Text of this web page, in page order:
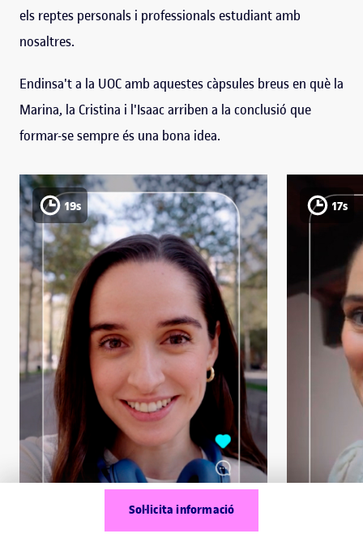
Sol·licita informació
els reptes personals i professionals estudiant amb
nosaltres.
Endinsa't a la UOC amb aquestes càpsules breus en què la
Marina, la Cristina i l'Isaac arriben a la conclusió que
formar-se sempre és una bona idea.
19s 17s